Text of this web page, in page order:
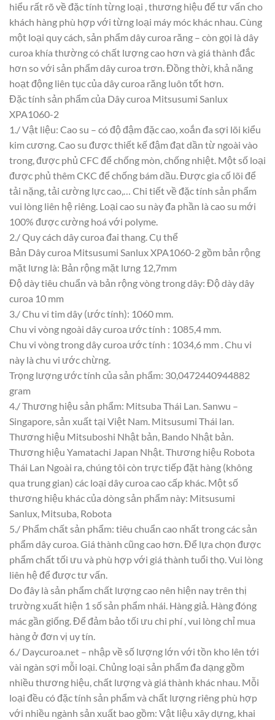
hiểu rất rõ về đặc tính từng loại , thương hiệu để tư vấn cho
khách hàng phù hợp với từng loại máy móc khác nhau. Cùng
một loại quy cách, sản phẩm dây curoa răng – còn gọi là dây
curoa khía thường có chất lượng cao hơn và giá thành đắc
hơn so với sản phẩm dây curoa trơn. Đồng thời, khả năng
hoạt động liên tục của dây curoa răng luôn tốt hơn.
Đặc tính sản phẩm của Dây curoa Mitsusumi Sanlux
XPA1060-2
1./ Vật liệu: Cao su – có độ đậm đặc cao, xoắn đa sợi lõi kiểu
kim cương. Cao su được thiết kế đậm đạt dần từ ngoài vào
trong, được phủ CFC để chống mòn, chống nhiệt. Một số loại
được phủ thêm CKC để chống bám dầu. Được gia cố lõi để
tải nặng, tải cường lực cao,… Chi tiết về đặc tính sản phẩm
vui lòng liên hệ riêng. Loại cao su này đa phần là cao su mới
100% được cường hoá với polyme.
2./ Quy cách dây curoa đai thang. Cụ thể
Bản Dây curoa Mitsusumi Sanlux XPA1060-2 gồm bản rộng
mặt lưng là: Bản rộng mặt lưng 12,7mm
Độ dày tiêu chuẩn và bản rộng vòng trong dây: Độ dày dây
curoa 10 mm
3./ Chu vi tim dây (ước tính): 1060 mm.
Chu vi vòng ngoài dây curoa ước tính : 1085,4 mm.
Chu vi vòng trong dây curoa ước tính : 1034,6 mm . Chu vi
này là chu vi ước chừng.
Trọng lượng ước tính của sản phẩm: 30,0472440944882
gram
4./ Thương hiệu sản phẩm: Mitsuba Thái Lan. Sanwu –
Singapore, sản xuất tại Việt Nam. Mitsusumi Thái lan.
Thương hiệu Mitsuboshi Nhật bản, Bando Nhật bản.
Thương hiệu Yamatachi Japan Nhật. Thương hiệu Robota
Thái Lan Ngoài ra, chúng tôi còn trực tiếp đặt hàng (không
qua trung gian) các loại dây curoa cao cấp khác. Một số
thương hiệu khác của dòng sản phẩm này: Mitsusumi
Sanlux, Mitsuba, Robota
5./ Phẩm chất sản phẩm: tiêu chuẩn cao nhất trong các sản
phẩm dây curoa. Giá thành cũng cao hơn. Để lựa chọn được
phẩm chất tối ưu và phù hợp với giá thành tuổi thọ. Vui lòng
liên hệ để được tư vấn.
Do đây là sản phẩm chất lượng cao nên hiện nay trên thị
trường xuất hiện 1 số sản phẩm nhái. Hàng giả. Hàng đóng
mác gần giống. Để đảm bảo tối ưu chi phí , vui lòng chỉ mua
hàng ở đơn vị uy tín.
6./ Daycuroa.net – nhập về số lượng lớn với tồn kho lên tới
vài ngàn sợi mỗi loại. Chủng loại sản phẩm đa dạng gồm
nhiều thương hiệu, chất lượng và giá thành khác nhau. Mỗi
loại đều có đặc tính sản phẩm và chất lượng riêng phù hợp
với nhiều ngành sản xuất bao gồm: Vật liệu xây dựng, khai